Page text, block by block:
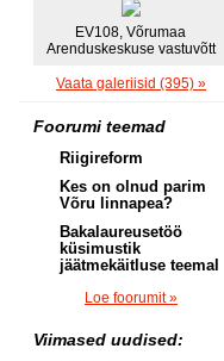
EV108, Võrumaa
Arenduskeskuse vastuvõtt
Vaata galeriisid (395) »
Foorumi teemad
Riigireform
Kes on olnud parim
Võru linnapea?
Bakalaureusetöö
küsimustik
jäätmekäitluse teemal
Loe foorumit »
Viimased uudised: